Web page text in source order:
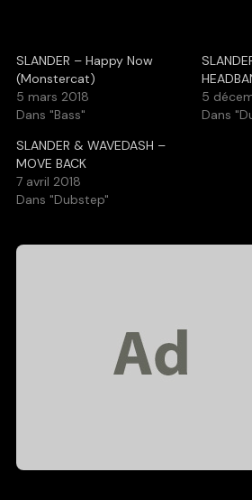
SLANDER – Happy Now
(Monstercat)
5 mars 2018
Dans "Bass"
5
Dans
SLANDER & WAVEDASH –
MOVE BACK
7 avril 2018
Dans "Dubstep"